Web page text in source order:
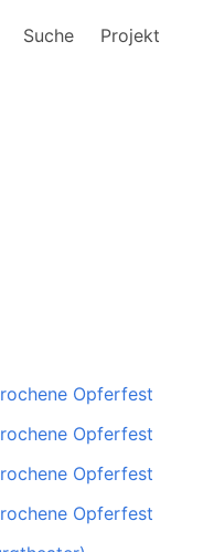
Suche Projekt
Opferfest
Opferfest
Opferfest
Opferfest